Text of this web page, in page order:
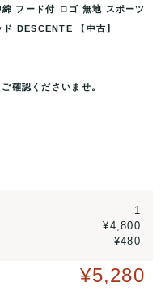
フード付 ロゴ 無地 スポーツ
DESCENTE 【中古】
確認くださいませ。
1
¥4,800
¥480
¥5,280